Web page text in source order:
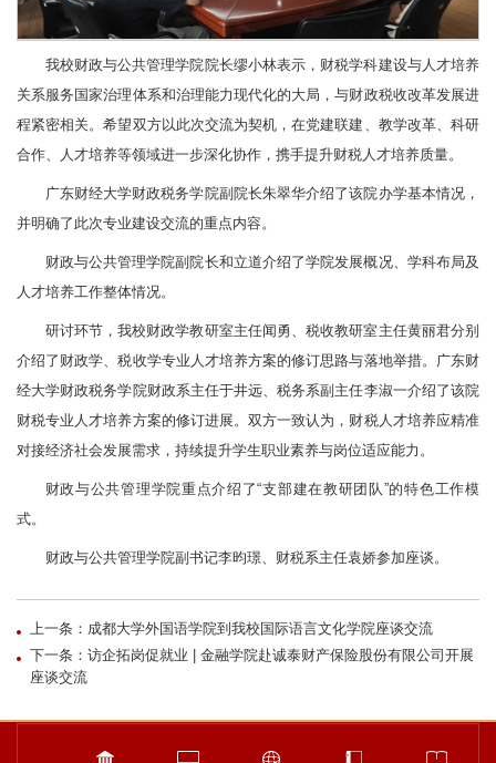
我校财政与公共管理学院院长缪小林表示，财税学科建设与人才培养
关系服务国家治理体系和治理能力现代化的大局，与财政税收改革发展进
程紧密相关。希望双方以此次交流为契机，在党建联建、教学改革、科研
合作、人才培养等领域进一步深化协作，携手提升财税人才培养质量。
广东财经大学财政税务学院副院长朱翠华介绍了该院办学基本情况，
并明确了此次专业建设交流的重点内容。
财政与公共管理学院副院长和立道介绍了学院发展概况、学科布局及
人才培养工作整体情况。
研讨环节，我校财政学教研室主任闻勇、税收教研室主任黄丽君分别
介绍了财政学、税收学专业人才培养方案的修订思路与落地举措。广东财
经大学财政税务学院财政系主任于井远、税务系副主任李淑一介绍了该院
财税专业人才培养方案的修订进展。双方一致认为，财税人才培养应精准
对接经济社会发展需求，持续提升学生职业素养与岗位适应能力。
财政与公共管理学院重点介绍了“支部建在教研团队”的特色工作模
式。
财政与公共管理学院副书记李昀璟、财税系主任袁娇参加座谈。
上一条：成都大学外国语学院到我校国际语言文化学院座谈交流
下一条：访企拓岗促就业 | 金融学院赴诚泰财产保险股份有限公司开展
座谈交流